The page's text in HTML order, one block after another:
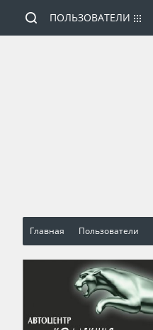
Главная Пользователи
ПОЛЬЗОВАТЕЛИ